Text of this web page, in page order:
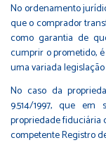
No ordenamento
que o comprador
como garantia de
cumprir o prometido,
uma variada
No caso da
9.514/1997, que
propriedade fiduciária
competente Registro